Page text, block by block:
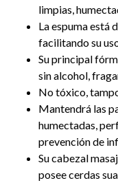
limpias,
La espuma está
facilitando su
Su principal
sin alcohol,
No tóxico,
Mantendrá las
humectadas,
prevención de
Su cabezal
posee cerdas